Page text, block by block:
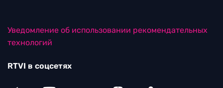
Уведомление об использовании рекомендательных
технологий
RTVI в соцсетях